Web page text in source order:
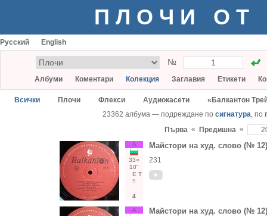
ПЛОЧИ ОТ
Русский English
№
Албуми Коментари Колекция Заглавия Етикети
Всички Плочи Флекси Аудиокасети
«Балкантон
23362 албума — подреждане по сигнатура, по
Първа « Предишна «
А
33○
10"
Е Т
5
4
Майстори на худ. слово (№
231
А Майстори на худ. слово (№